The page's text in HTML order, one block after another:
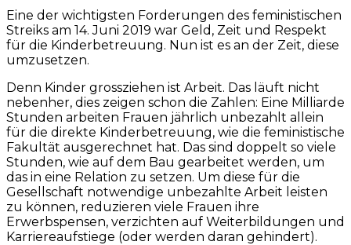
Eine der wichtigsten Forderungen des feministischen
Streiks am 14. Juni 2019 war Geld, Zeit und Respekt
für die Kinderbetreuung. Nun ist es an der Zeit, diese
umzusetzen.
Denn Kinder grossziehen ist Arbeit. Das läuft nicht
nebenher, dies zeigen schon die Zahlen: Eine Milliarde
Stunden arbeiten Frauen jährlich unbezahlt allein
für die direkte Kinderbetreuung, wie die feministische
Fakultät ausgerechnet hat. Das sind doppelt so viele
Stunden, wie auf dem Bau gearbeitet werden, um
das in eine Relation zu setzen. Um diese für die
Gesellschaft notwendige unbezahlte Arbeit leisten
zu können, reduzieren viele Frauen ihre
Erwerbspensen, verzichten auf Weiterbildungen und
Karriereaufstiege (oder werden daran gehindert).